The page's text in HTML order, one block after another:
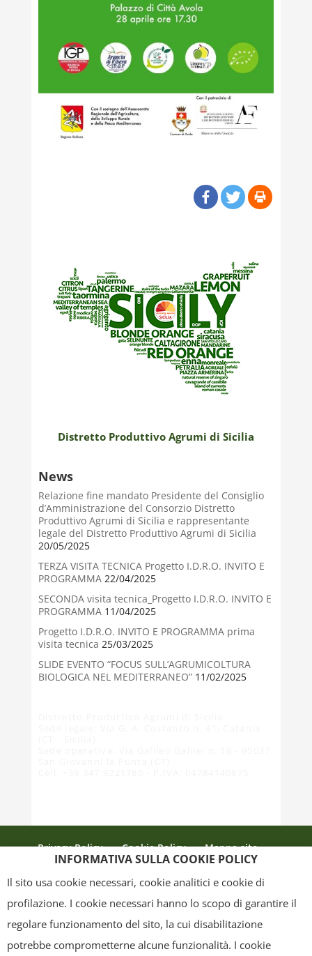
Distretto Produttivo Agrumi di Sicilia
News
Relazione fine mandato Presidente del Consiglio
d’Amministrazione del Consorzio Distretto
Produttivo Agrumi di Sicilia e rappresentante
legale del Distretto Produttivo Agrumi di Sicilia
20/05/2025
TERZA VISITA TECNICA Progetto I.D.R.O. INVITO E
PROGRAMMA22/04/2025
SECONDA visita tecnica_Progetto I.D.R.O. INVITO E
PROGRAMMA11/04/2025
Progetto I.D.R.O. INVITO E PROGRAMMA prima
visita tecnica 25/03/2025
SLIDE EVENTO “FOCUS SULL’AGRUMICOLTURA
BIOLOGICA NEL MEDITERRANEO”11/02/2025
Privacy Policy Cookie Policy
Mappa sito
grafica ed il layout) sono di proprietà del "Distretto Produttivo Agrumi di
INFORMATIVA SULLA COOKIE POLICY
Il sito usa cookie necessari, cookie analitici e cookie di
profilazione. I cookie necessari hanno lo scopo di garantire il
regolare funzionamento del sito, la cui disabilitazione
potrebbe comprometterne alcune funzionalità. I cookie